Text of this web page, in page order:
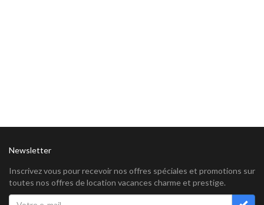
Newsletter
Inscrivez vous pour recevoir nos offres spéciales et promotions sur
toutes nos offres de location vacances charme et prestige.